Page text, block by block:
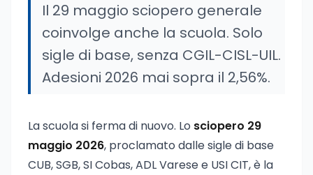
Il 29 maggio sciopero generale
coinvolge anche la scuola. Solo
sigle di base, senza CGIL-CISL-UIL.
Adesioni 2026 mai sopra il 2,56%.
La scuola si ferma di nuovo. Lo sciopero 29
maggio 2026, proclamato dalle sigle di base
CUB, SGB, SI Cobas, ADL Varese e USI CIT, è la